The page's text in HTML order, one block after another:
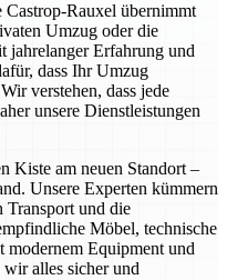
Rauxel übernimmt
Umzug oder die
jahrelanger Erfahrung und
dass Ihr Umzug
verstehen, dass jede
unsere Dienstleistungen
Kiste am neuen Standort –
Unsere Experten kümmern
Transport und die
Möbel, technische
modernem Equipment und
alles sicher und